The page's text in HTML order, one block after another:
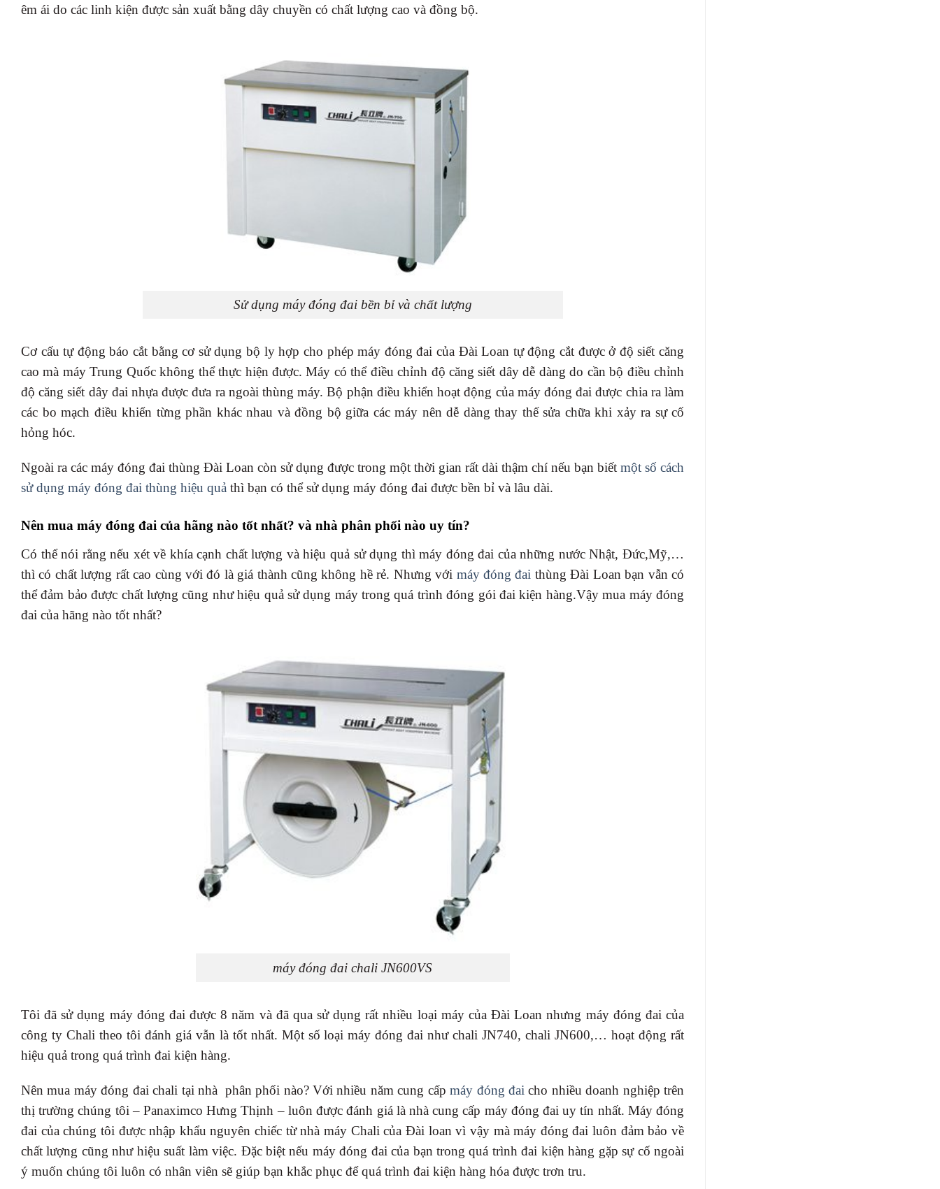
êm ái do các linh kiện được sản xuất bằng dây chuyền có chất lượng cao và đồng bộ.
Sử dụng máy đóng đai bền bỉ và chất lượng
Cơ cấu tự động báo cắt bằng cơ sử dụng bộ ly hợp cho phép máy đóng đai của Đài Loan tự động cắt được ở độ siết căng
cao mà máy Trung Quốc không thể thực hiện được. Máy có thể điều chỉnh độ căng siết dây dễ dàng do cần bộ điều chỉnh
độ căng siết dây đai nhựa được đưa ra ngoài thùng máy. Bộ phận điều khiển hoạt động của máy đóng đai được chia ra làm
các bo mạch điều khiển từng phần khác nhau và đồng bộ giữa các máy nên dễ dàng thay thế sửa chữa khi xảy ra sự cố
hỏng hóc.
Ngoài ra các máy đóng đai thùng Đài Loan còn sử dụng được trong một thời gian rất dài thậm chí nếu bạn biết một số cách
sử dụng máy đóng đai thùng hiệu quả thì bạn có thể sử dụng máy đóng đai được bền bỉ và lâu dài.
Nên mua máy đóng đai của hãng nào tốt nhất? và nhà phân phối nào uy tín?
Có thể nói rằng nếu xét về khía cạnh chất lượng và hiệu quả sử dụng thì máy đóng đai của những nước Nhật, Đức,Mỹ,…
thì có chất lượng rất cao cùng với đó là giá thành cũng không hề rẻ. Nhưng với máy đóng đai thùng Đài Loan bạn vẫn có
thể đảm bảo được chất lượng cũng như hiệu quả sử dụng máy trong quá trình đóng gói đai kiện hàng.Vậy mua máy đóng
đai của hãng nào tốt nhất?
máy đóng đai chali JN600VS
Tôi đã sử dụng máy đóng đai được 8 năm và đã qua sử dụng rất nhiều loại máy của Đài Loan nhưng máy đóng đai của
công ty Chali theo tôi đánh giá vẫn là tốt nhất. Một số loại máy đóng đai như chali JN740, chali JN600,… hoạt động rất
hiệu quả trong quá trình đai kiện hàng.
Nên mua máy đóng đai chali tại nhà phân phối nào? Với nhiều năm cung cấpmáy đóng đai cho nhiều doanh nghiệp trên
thị trường chúng tôi – Panaximco Hưng Thịnh – luôn được đánh giá là nhà cung cấp máy đóng đai uy tín nhất. Máy đóng
đai của chúng tôi được nhập khẩu nguyên chiếc từ nhà máy Chali của Đài loan vì vậy mà máy đóng đai luôn đảm bảo về
chất lượng cũng như hiệu suất làm việc. Đặc biệt nếu máy đóng đai của bạn trong quá trình đai kiện hàng gặp sự cố ngoài
ý muốn chúng tôi luôn có nhân viên sẽ giúp bạn khắc phục để quá trình đai kiện hàng hóa được trơn tru.